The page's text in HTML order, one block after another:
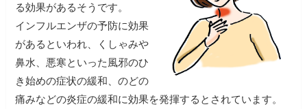
る効果があるそうです。
インフルエンザの予防に効果
があるといわれ、くしゃみや
鼻水、悪寒といった風邪のひ
き始めの症状の緩和、のどの
痛みなどの炎症の緩和に効果を発揮するとされています。